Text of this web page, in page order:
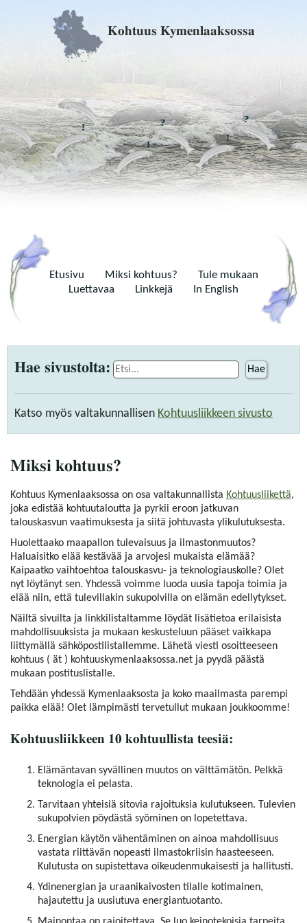
Kohtuus Kymenlaaksossa
Etusivu Miksi kohtuus?
Tule mukaan
Luettavaa
Linkkejä In English
Hae sivustolta: Hae
Katso myös valtakunnallisen Kohtuusliikkeen sivusto
Miksi kohtuus?
Kohtuus Kymenlaaksossa on osa valtakunnallista Kohtuusliikettä,
joka edistää kohtuutaloutta ja pyrkii eroon jatkuvan
talouskasvun vaatimuksesta ja siitä johtuvasta ylikulutuksesta.
Huolettaako maapallon tulevaisuus ja ilmastonmuutos?
Haluaisitko elää kestävää ja arvojesi mukaista elämää?
Kaipaatko vaihtoehtoa talouskasvu- ja teknologiauskolle? Olet
nyt löytänyt sen. Yhdessä voimme luoda uusia tapoja toimia ja
elää niin, että tulevillakin sukupolvilla on elämän edellytykset.
Näiltä sivuilta ja linkkilistaltamme löydät lisätietoa erilaisista
mahdollisuuksista ja mukaan keskusteluun pääset vaikkapa
liittymällä sähköpostilistallemme. Lähetä viesti osoitteeseen
kohtuus ( ät ) kohtuuskymenlaaksossa.net ja pyydä päästä
mukaan postituslistalle.
Tehdään yhdessä Kymenlaaksosta ja koko maailmasta parempi
paikka elää! Olet lämpimästi tervetullut mukaan joukkoomme!
Kohtuusliikkeen 10 kohtuullista teesiä:
Elämäntavan syvällinen muutos on välttämätön. Pelkkä
teknologia ei pelasta.
Tarvitaan yhteisiä sitovia rajoituksia kulutukseen. Tulevien
sukupolvien pöydästä syöminen on lopetettava.
Energian käytön vähentäminen on ainoa mahdollisuus
vastata riittävän nopeasti ilmastokriisin haasteeseen.
Kulutusta on supistettava oikeudenmukaisesti ja hallitusti.
Ydinenergian ja uraanikaivosten tilalle kotimainen,
hajautettu ja uusiutuva energiantuotanto.